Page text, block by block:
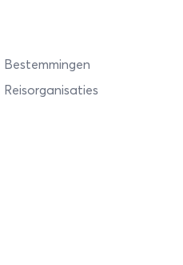
Bestemmingen
Reisorganisaties